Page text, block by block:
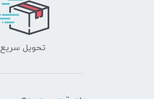
تحویل سریع